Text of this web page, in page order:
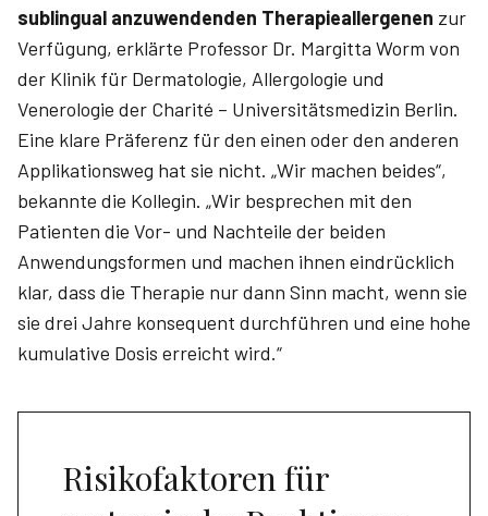
sublingual anzuwendenden Therapieallergenen zur
Verfügung, erklärte Professor Dr. Margitta Worm von
der Klinik für Dermatologie, Allergologie und
Venerologie der Charité – Universitätsmedizin Berlin.
Eine klare Präferenz für den einen oder den anderen
Applikationsweg hat sie nicht. „Wir machen beides“,
bekannte die Kollegin. „Wir besprechen mit den
Patienten die Vor- und Nachteile der beiden
Anwendungsformen und machen ihnen eindrücklich
klar, dass die Therapie nur dann Sinn macht, wenn sie
sie drei Jahre konsequent durchführen und eine hohe
kumulative Dosis erreicht wird.“
Risikofaktoren für